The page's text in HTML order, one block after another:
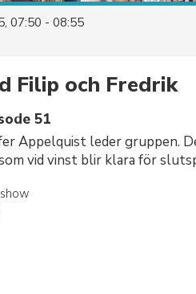
07:50 - 08:55
Filip och Fredrik
51
Appelquist leder gruppen.
vid vinst blir klara för